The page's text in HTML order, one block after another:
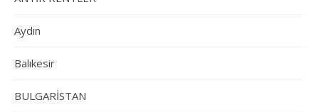
Aydın
Balıkesir
BULGARİSTAN